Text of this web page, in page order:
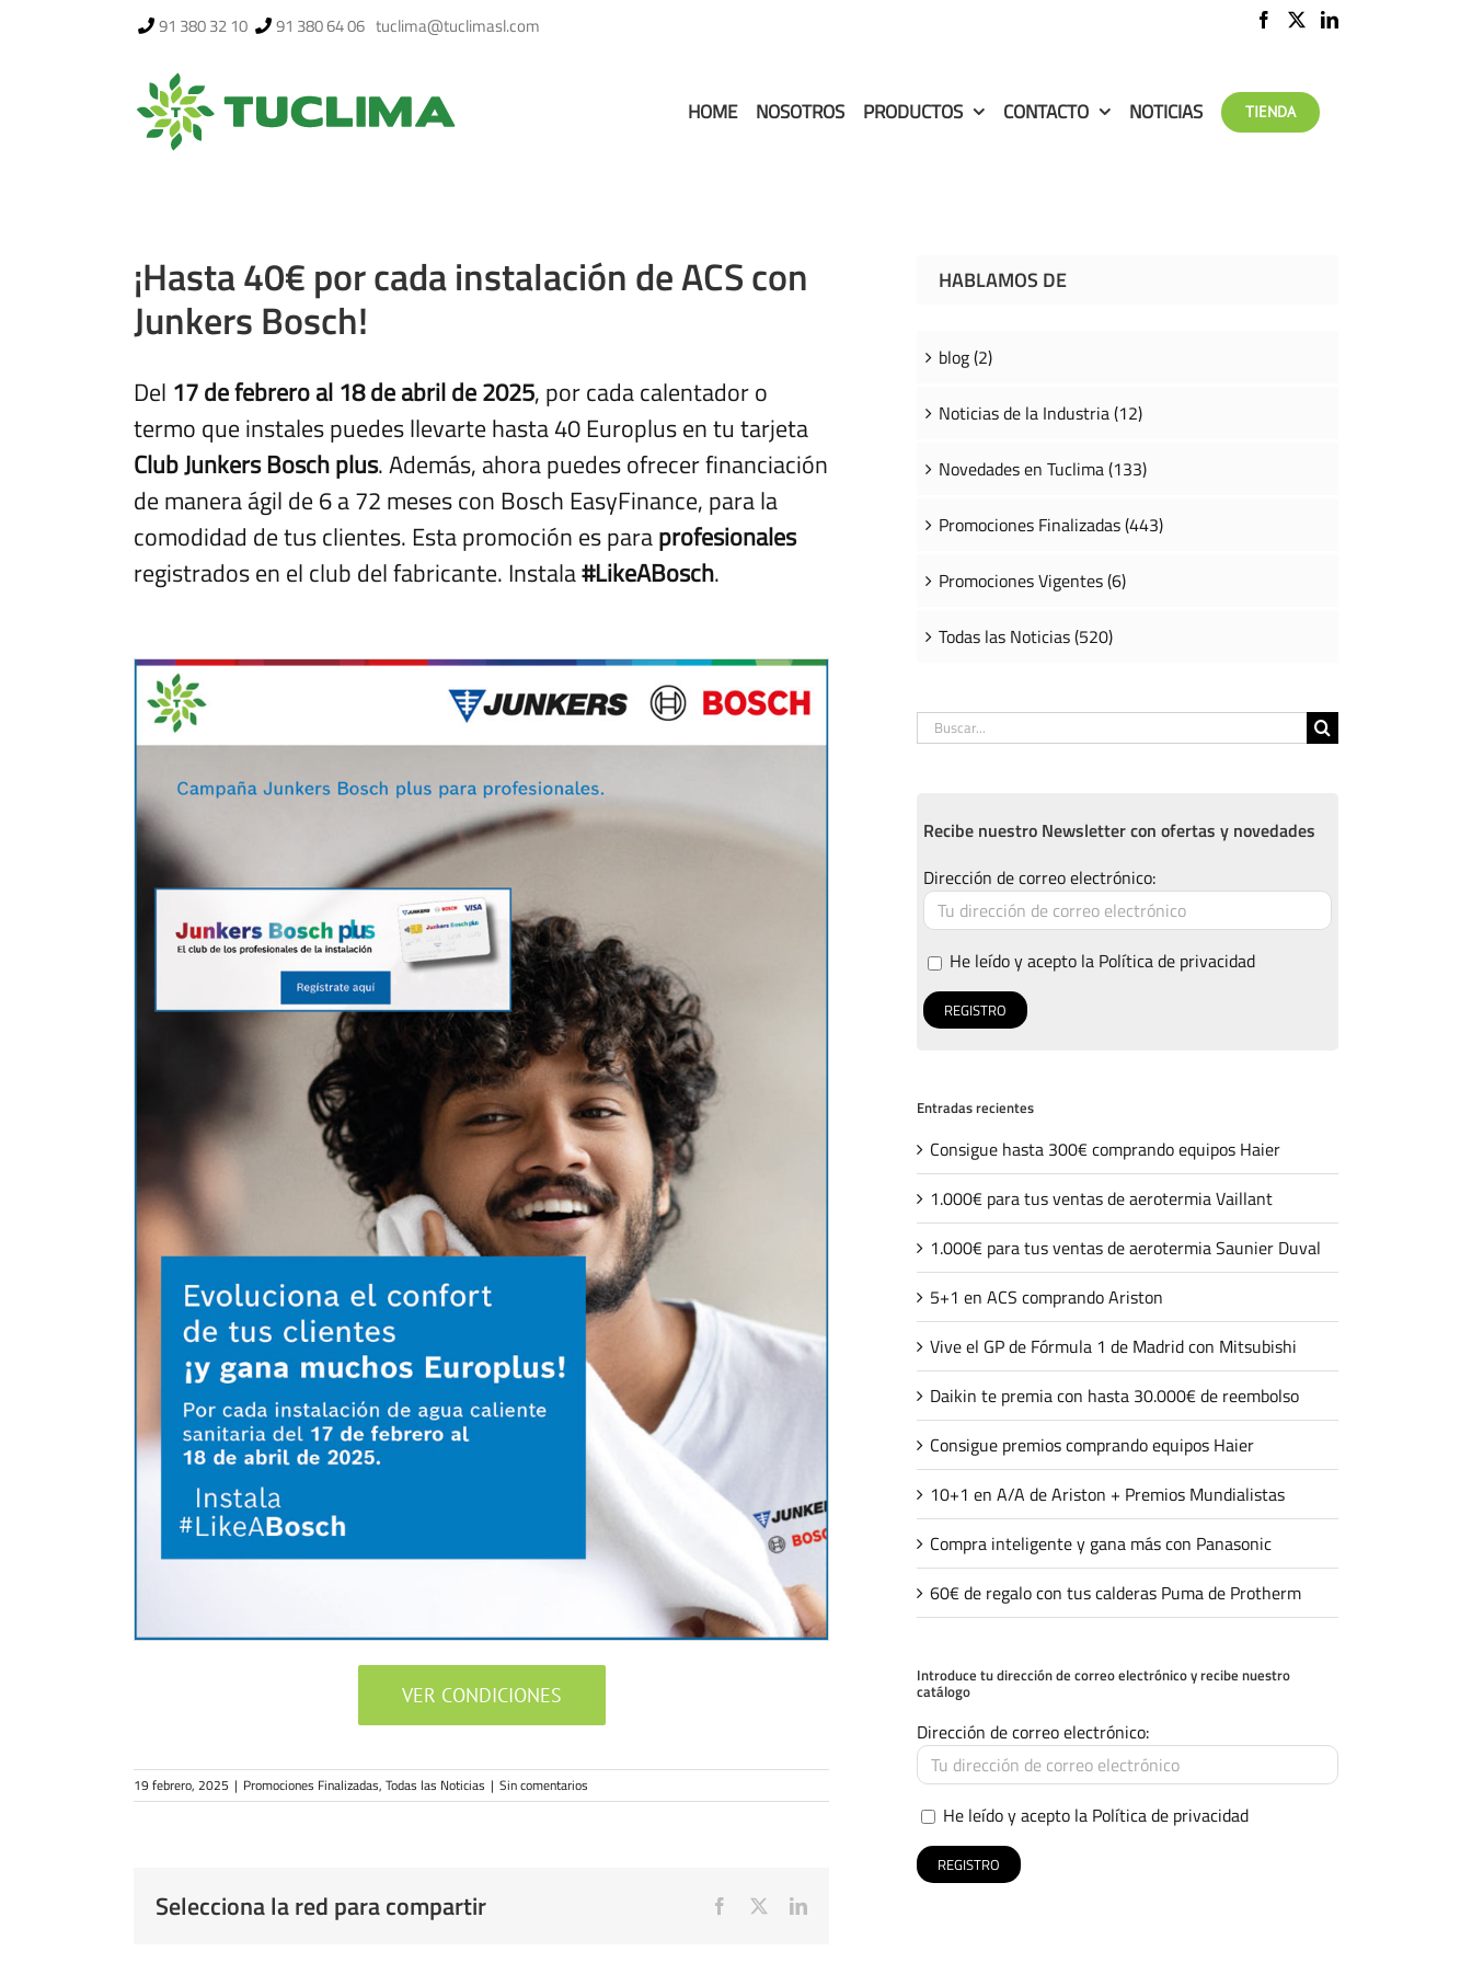
91 380 32 10 91 380 64 06 tuclima@tuclimasl.com
HOME NOSOTROS PRODUCTOS CONTACTO NOTICIAS TIENDA
¡Hasta 40€ por cada instalación de ACS con
Junkers Bosch!
Del 17 de febrero al 18 de abril de 2025, por cada calentador o
termo que instales puedes llevarte hasta 40 Europlus en tu tarjeta
Club Junkers Bosch plus. Además, ahora puedes ofrecer financiación
de manera ágil de 6 a 72 meses con Bosch EasyFinance, para la
comodidad de tus clientes. Esta promoción es paraprofesionales
registrados en el club del fabricante. Instala#LikeABosch.
VER CONDICIONES
19 febrero, 2025 | Promociones Finalizadas, Todas las Noticias | Sin comentarios
Selecciona la red para compartir Facebook LinkedIn
HABLAMOS DE
blog (2)
Noticias de la Industria (12)
Novedades en Tuclima (133)
Promociones Finalizadas (443)
Promociones Vigentes (6)
Todas las Noticias (520)
Buscar:
Recibe nuestro Newsletter con ofertas y novedades
Dirección de correo electrónico:
He leído y acepto la Política de privacidad
Entradas recientes
Consigue hasta 300€ comprando equipos Haier
1.000€ para tus ventas de aerotermia Vaillant
1.000€ para tus ventas de aerotermia Saunier Duval
5+1 en ACS comprando Ariston
Vive el GP de Fórmula 1 de Madrid con Mitsubishi
Daikin te premia con hasta 30.000€ de reembolso
Consigue premios comprando equipos Haier
10+1 en A/A de Ariston + Premios Mundialistas
Compra inteligente y gana más con Panasonic
60€ de regalo con tus calderas Puma de Protherm
Introduce tu dirección de correo electrónico y recibe nuestro
catálogo
Dirección de correo electrónico:
He leído y acepto la Política de privacidad